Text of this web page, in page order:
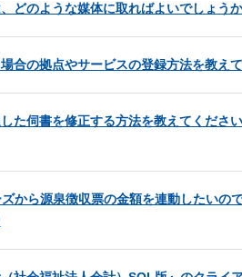
どのような媒体に取ればよいでしょう
合の拠点やサービスの登録方法を教えて
た伺書を修正する方法を教えてくださ
から源泉徴収票の金額を連動したいの